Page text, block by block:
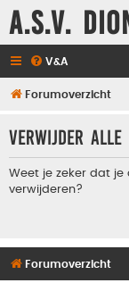
A.S.V.
V&A
Forumoverzicht
Verwijder alle
Weet je zeker dat
verwijderen?
Forumoverzicht